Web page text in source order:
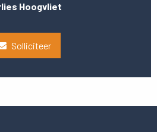
Hoogvliet
Solliciteer